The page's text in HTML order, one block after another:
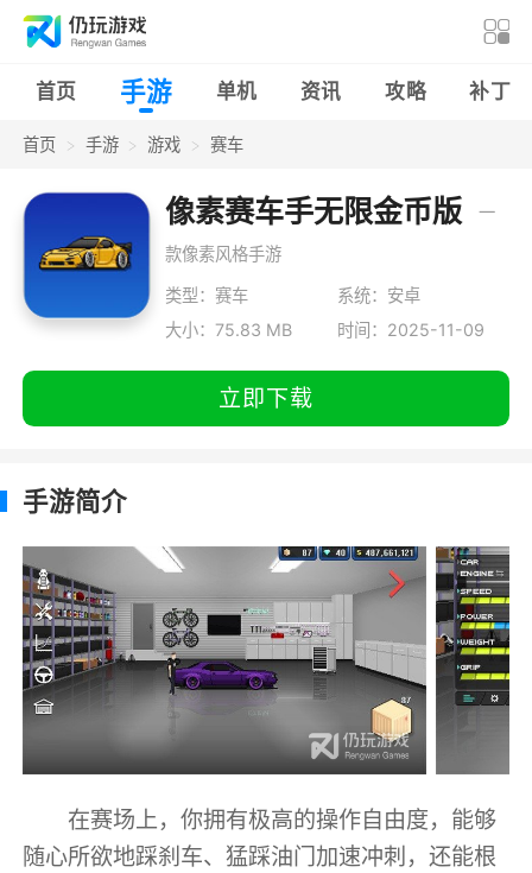
首页 手游 单机 资讯 攻略 补丁
首页 手游 游戏 赛车
像素赛车手无限金币版 一
款像素风格手游
类型：赛车
系统：安卓
大小：75.83 MB
时间：2025-11-09
立即下载
手游简介
在赛场上，你拥有极高的操作自由度，能够
随心所欲地踩刹车、猛踩油门加速冲刺，还能根